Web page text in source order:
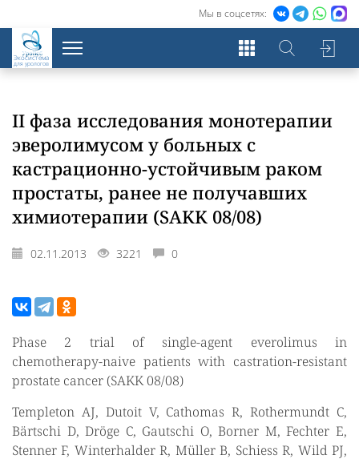
Мы в соцсетях:
Экосистема
для урологов
II фаза исследования монотерапии
эверолимусом у больных с
кастрационно-устойчивым раком
простаты, ранее не получавших
химиотерапии (SAKK 08/08)
02.11.2013 3221 0
Phase 2 trial of single-agent everolimus in
chemotherapy-naive patients with castration-resistant
prostate cancer (SAKK 08/08)
Templeton AJ, Dutoit V, Cathomas R, Rothermundt C,
Bärtschi D, Dröge C, Gautschi O, Borner M, Fechter E,
Stenner F, Winterhalder R, Müller B, Schiess R, Wild PJ,